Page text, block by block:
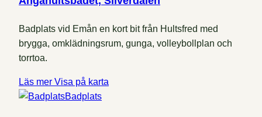
Badplats vid Emån en kort bit från Hultsfred med
brygga, omklädningsrum, gunga, volleybollplan och
torrtoa.
Läs mer Visa på karta
Badplats